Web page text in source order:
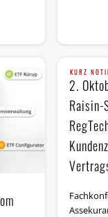
KURZ
2.
Raisin-